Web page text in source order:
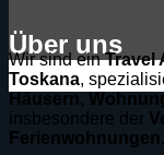
Über uns
Wir sind einTravel
Toskana,
Häusern,
insbesondere der
Ferienwohnungen.